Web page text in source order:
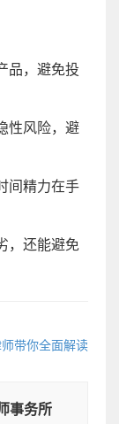
品，避免投
性风险，避
间精力在手
，还能避免
带你全面解读
事务所